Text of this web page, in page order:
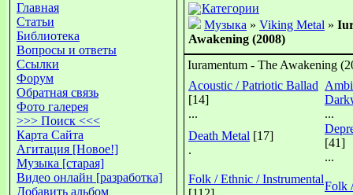
Главная
Статьи
Библиотека
Вопросы и ответы
Ссылки
Форум
Обратная связь
Фото галерея
>>> Поиск <<<
Карта Сайта
Агитация [Новое!]
Музыка [старая]
Видео онлайн [разработка]
Добавить альбом
Категории
Музыка » Viking Metal »
Awakening (2008)
Iuramentum - The Awakening
Acoustic / Patriotic Ballad
[14]
...
...
Death Metal [17]
.
[41]
...
Folk / Ethnic / Instrumental
Folk